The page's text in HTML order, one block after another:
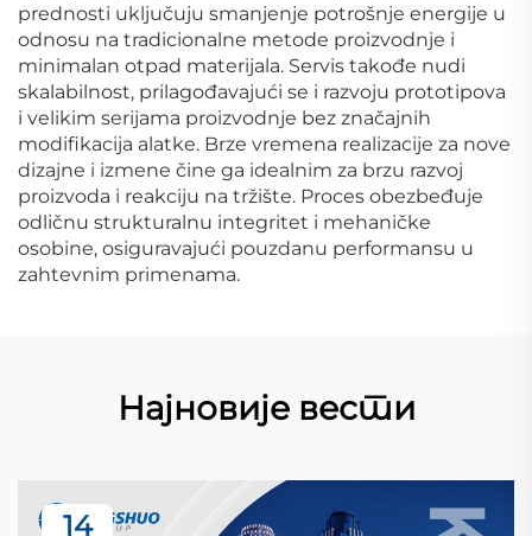
prednosti uključuju smanjenje potrošnje energije u
odnosu na tradicionalne metode proizvodnje i
minimalan otpad materijala. Servis takođe nudi
skalabilnost, prilagođavajući se i razvoju prototipova
i velikim serijama proizvodnje bez značajnih
modifikacija alatke. Brze vremena realizacije za nove
dizajne i izmene čine ga idealnim za brzu razvoj
proizvoda i reakciju na tržište. Proces obezbeđuje
odličnu strukturalnu integritet i mehaničke
osobine, osiguravajući pouzdanu performansu u
zahtevnim primenama.
Најновије вести
14